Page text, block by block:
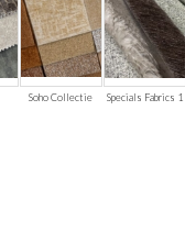
Soho Collectie Specials Fabrics 1